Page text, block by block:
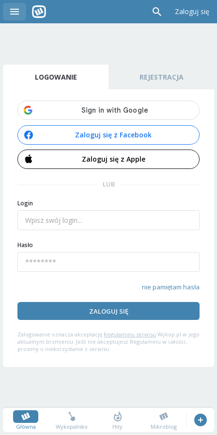
Zaloguj się
LOGOWANIE REJESTRACJA
Zaloguj się z Facebook
Zaloguj się z Apple
LUB
Login
Hasło
nie pamiętam hasła
ZALOGUJ SIĘ
Zalogowanie oznacza akceptację Regulaminu serwisu Wykop.pl w jego
aktualnym brzmieniu. Jeśli nie akceptujesz Regulaminu w całości,
prosimy o niekorzystanie z serwisu.
Główna Wykopalisko Hity Mikroblog